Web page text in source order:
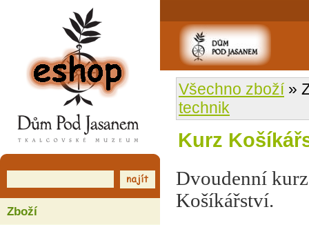
Zboží
Všechno zboží»
technik
Kurz
Dvoudenní kurz
Košíkářství.